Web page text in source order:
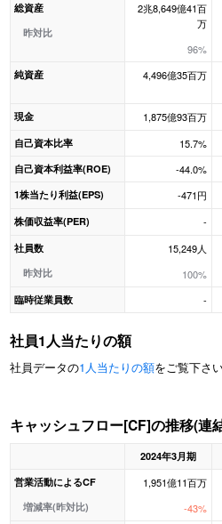
総資産
昨対比
2兆8,649億41百
万
96%
純資産 4,496億35百万
現金 1,875億93百万
自己資本比率 15.7%
自己資本利益率(ROE) -44.0%
1株当たり利益(EPS) -471円
株価収益率(PER) -
社員数
昨対比
15,249人
100%
臨時従業員数 -
社員1人当たりの額
社員データの1人当たりの額をご覧下さい
キャッシュフロー[CF]の推移(連
2024年3月期
営業活動によるCF
増減率(昨対比)
1,951億11百万
-43%